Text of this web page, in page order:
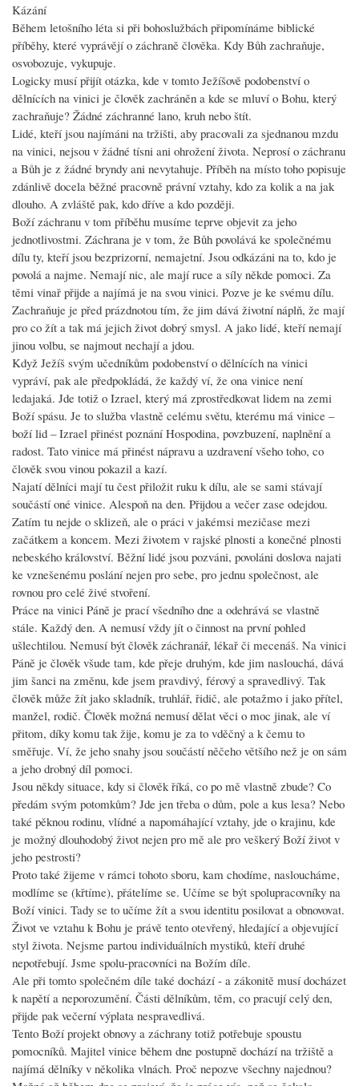
Kázání
Během letošního léta si při bohoslužbách připomínáme biblické
příběhy, které vyprávějí o záchraně člověka. Kdy Bůh zachraňuje,
osvobozuje, vykupuje.
Logicky musí přijít otázka, kde v tomto Ježíšově podobenství o
dělnících na vinici je člověk zachráněn a kde se mluví o Bohu, který
zachraňuje? Žádné záchranné lano, kruh nebo štít.
Lidé, kteří jsou najímáni na tržišti, aby pracovali za sjednanou mzdu
na vinici, nejsou v žádné tísni ani ohrožení života. Neprosí o záchranu
a Bůh je z žádné bryndy ani nevytahuje. Příběh na místo toho popisuje
zdánlivě docela běžné pracovně právní vztahy, kdo za kolik a na jak
dlouho. A zvláště pak, kdo dříve a kdo později.
Boží záchranu v tom příběhu musíme teprve objevit za jeho
jednotlivostmi. Záchrana je v tom, že Bůh povolává ke společnému
dílu ty, kteří jsou bezprizorní, nemajetní. Jsou odkázáni na to, kdo je
povolá a najme. Nemají nic, ale mají ruce a síly někde pomoci. Za
těmi vinař přijde a najímá je na svou vinici. Pozve je ke svému dílu.
Zachraňuje je před prázdnotou tím, že jim dává životní náplň, že mají
pro co žít a tak má jejich život dobrý smysl. A jako lidé, kteří nemají
jinou volbu, se najmout nechají a jdou.
Když Ježíš svým učedníkům podobenství o dělnících na vinici
vypráví, pak ale předpokládá, že každý ví, že ona vinice není
ledajaká. Jde totiž o Izrael, který má zprostředkovat lidem na zemi
Boží spásu. Je to služba vlastně celému světu, kterému má vinice –
boží lid – Izrael přinést poznání Hospodina, povzbuzení, naplnění a
radost. Tato vinice má přinést nápravu a uzdravení všeho toho, co
člověk svou vinou pokazil a kazí.
Najatí dělníci mají tu čest přiložit ruku k dílu, ale se sami stávají
součástí oné vinice. Alespoň na den. Přijdou a večer zase odejdou.
Zatím tu nejde o sklizeň, ale o práci v jakémsi mezičase mezi
začátkem a koncem. Mezi životem v rajské plnosti a konečné plnosti
nebeského království. Běžní lidé jsou pozváni, povoláni doslova najati
ke vznešenému poslání nejen pro sebe, pro jednu společnost, ale
rovnou pro celé živé stvoření.
Práce na vinici Páně je prací všedního dne a odehrává se vlastně
stále. Každý den. A nemusí vždy jít o činnost na první pohled
ušlechtilou. Nemusí být člověk záchranář, lékař či mecenáš. Na vinici
Páně je člověk všude tam, kde přeje druhým, kde jim naslouchá, dává
jim šanci na změnu, kde jsem pravdivý, férový a spravedlivý. Tak
člověk může žít jako skladník, truhlář, řidič, ale potažmo i jako přítel,
manžel, rodič. Člověk možná nemusí dělat věci o moc jinak, ale ví
přitom, díky komu tak žije, komu je za to vděčný a k čemu to
směřuje. Ví, že jeho snahy jsou součástí něčeho většího než je on sám
a jeho drobný díl pomoci.
Jsou někdy situace, kdy si člověk říká, co po mě vlastně zbude? Co
předám svým potomkům? Jde jen třeba o dům, pole a kus lesa? Nebo
také pěknou rodinu, vlídné a napomáhající vztahy, jde o krajinu, kde
je možný dlouhodobý život nejen pro mě ale pro veškerý Boží život v
jeho pestrosti?
Proto také žijeme v rámci tohoto sboru, kam chodíme, nasloucháme,
modlíme se (křtíme), přátelíme se. Učíme se být spolupracovníky na
Boží vinici. Tady se to učíme žít a svou identitu posilovat a obnovovat.
Život ve vztahu k Bohu je právě tento otevřený, hledající a objevující
styl života. Nejsme partou individuálních mystiků, kteří druhé
nepotřebují. Jsme spolu-pracovníci na Božím díle.
Ale při tomto společném díle také dochází - a zákonitě musí docházet
k napětí a neporozumění. Části dělníkům, těm, co pracují celý den,
přijde pak večerní výplata nespravedlivá.
Tento Boží projekt obnovy a záchrany totiž potřebuje spoustu
pomocníků. Majitel vinice během dne postupně dochází na tržiště a
najímá dělníky v několika vlnách. Proč nepozve všechny najednou?